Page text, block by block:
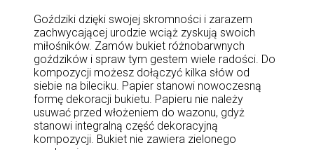
Goździki dzięki swojej skromności i zarazem
zachwycającej urodzie wciąż zyskują swoich
miłośników. Zamów bukiet różnobarwnych
goździków i spraw tym gestem wiele radości. Do
kompozycji możesz dołączyć kilka słów od
siebie na bileciku. Papier stanowi nowoczesną
formę dekoracji bukietu. Papieru nie należy
usuwać przed włożeniem do wazonu, gdyż
stanowi integralną część dekoracyjną
kompozycji. Bukiet nie zawiera zielonego